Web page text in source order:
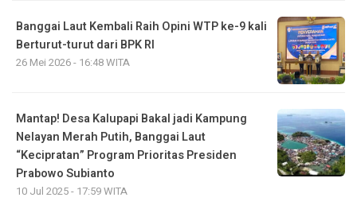
Banggai Laut Kembali Raih Opini WTP ke-9 kali
Berturut-turut dari BPK RI
26 Mei 2026 - 16:48 WITA
Mantap! Desa Kalupapi Bakal jadi Kampung
Nelayan Merah Putih, Banggai Laut
“Kecipratan” Program Prioritas Presiden
Prabowo Subianto
10 Jul 2025 - 17:59 WITA